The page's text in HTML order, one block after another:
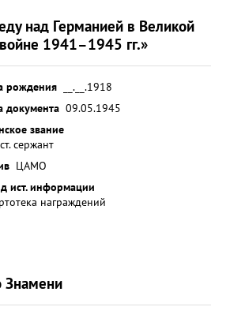
над Германией в Великой
1941–1945 гг.»
рождения
__.__.1918
документа 09.05.1945
звание
сержант
ЦАМО
ист. информации
награждений
Знамени